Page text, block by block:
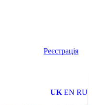
Реєстрація
UK EN RU